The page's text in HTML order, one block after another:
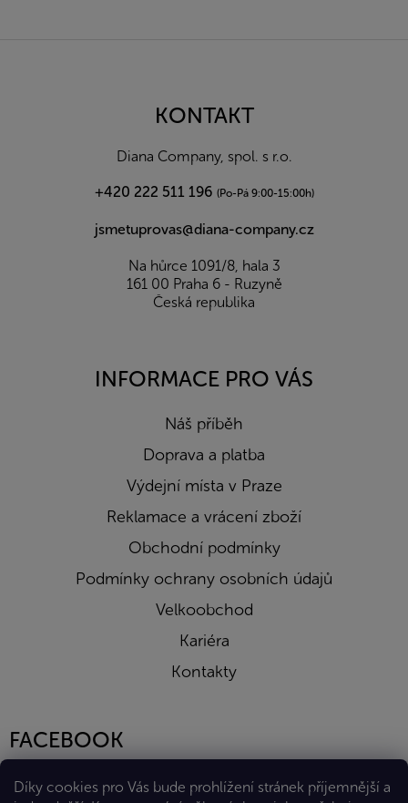
Díky cookies pro Vás bude prohlížení stránek příjemnější a
KONTAKT
Diana Company, spol. s r.o.
+420 222 511 196 (Po-Pá 9:00-15:00h)
jsmetuprovas@diana-company.cz
Na hůrce 1091/8, hala 3
161 00 Praha 6 - Ruzyně
Česká republika
INFORMACE PRO VÁS
Náš příběh
Doprava a platba
Výdejní místa v Praze
Reklamace a vrácení zboží
Obchodní podmínky
Podmínky ochrany osobních údajů
Velkoobchod
Kariéra
Kontakty
FACEBOOK